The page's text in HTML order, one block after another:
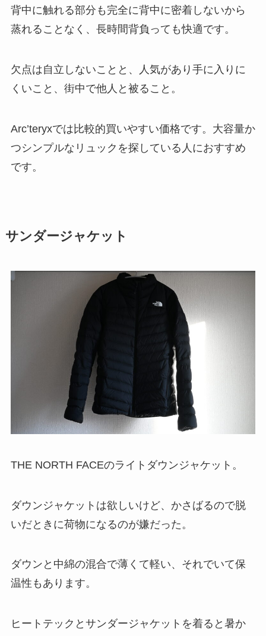
背中に触れる部分も完全に背中に密着しないから
蒸れることなく、長時間背負っても快適です。
欠点は自立しないことと、人気があり手に入りに
くいこと、街中で他人と被ること。
Arc’teryxでは比較的買いやすい価格です。大容量か
つシンプルなリュックを探している人におすすめ
です。
サンダージャケット
THE NORTH FACEのライトダウンジャケット。
ダウンジャケットは欲しいけど、かさばるので脱
いだときに荷物になるのが嫌だった。
ダウンと中綿の混合で薄くて軽い、それでいて保
温性もあります。
ヒートテックとサンダージャケットを着ると暑か